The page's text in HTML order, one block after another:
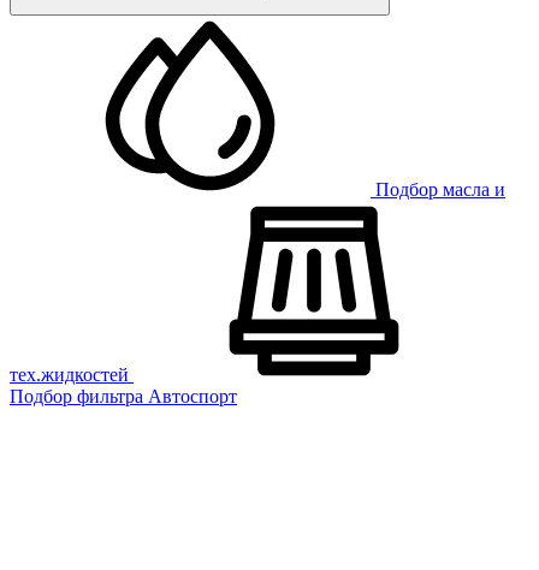
Подбор масла и
тех.жидкостей
Подбор фильтра Автоспорт